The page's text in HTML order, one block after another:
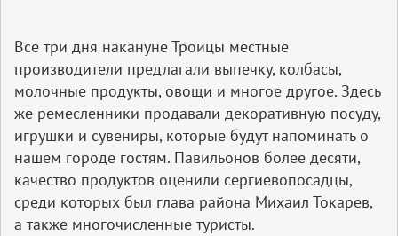
Все три дня накануне Троицы местные
производители предлагали выпечку, колбасы,
молочные продукты, овощи и многое другое. Здесь
же ремесленники продавали декоративную посуду,
игрушки и сувениры, которые будут напоминать о
нашем городе гостям. Павильонов более десяти,
качество продуктов оценили сергиевопосадцы,
среди которых был глава района Михаил Токарев,
а также многочисленные туристы.